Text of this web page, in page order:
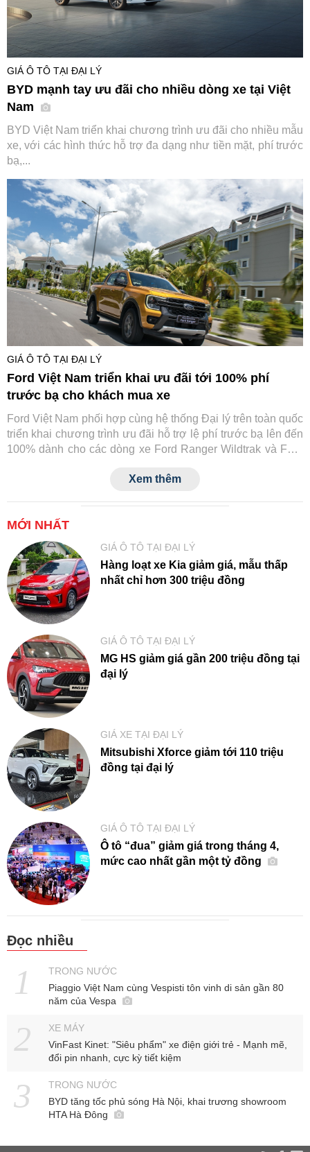
GIÁ Ô TÔ TẠI ĐẠI LÝ
BYD mạnh tay ưu đãi cho nhiều dòng xe tại Việt
Nam
BYD Việt Nam triển khai chương trình ưu đãi cho nhiều mẫu
xe, với các hình thức hỗ trợ đa dạng như tiền mặt, phí trước
bạ,...
GIÁ Ô TÔ TẠI ĐẠI LÝ
Ford Việt Nam triển khai ưu đãi tới 100% phí
trước bạ cho khách mua xe
Ford Việt Nam phối hợp cùng hệ thống Đại lý trên toàn quốc
triển khai chương trình ưu đãi hỗ trợ lệ phí trước bạ lên đến
100% dành cho các dòng xe Ford Ranger Wildtrak và Ford
Xem thêm
MỚI NHẤT
GIÁ Ô TÔ TẠI ĐẠI LÝ
Hàng loạt xe Kia giảm giá, mẫu thấp
nhất chỉ hơn 300 triệu đồng
GIÁ Ô TÔ TẠI ĐẠI LÝ
MG HS giảm giá gần 200 triệu đồng tại
đại lý
GIÁ XE TẠI ĐẠI LÝ
Mitsubishi Xforce giảm tới 110 triệu
đồng tại đại lý
GIÁ Ô TÔ TẠI ĐẠI LÝ
Ô tô “đua” giảm giá trong tháng 4,
mức cao nhất gần một tỷ đồng
Đọc nhiều
TRONG NƯỚC
Piaggio Việt Nam cùng Vespisti tôn vinh di sản gần 80
năm của Vespa
XE MÁY
VinFast Kinet: "Siêu phẩm" xe điện giới trẻ - Mạnh mẽ,
đổi pin nhanh, cực kỳ tiết kiệm
TRONG NƯỚC
BYD tăng tốc phủ sóng Hà Nội, khai trương showroom
HTA Hà Đông